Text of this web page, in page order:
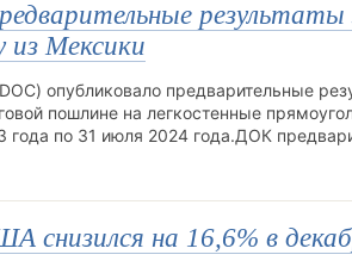
результаты
из Мексики
опубликовало предварительные
пошлине на легкостенные
года по 31 июля 2024 года.ДОК
снизился на 16,6% в